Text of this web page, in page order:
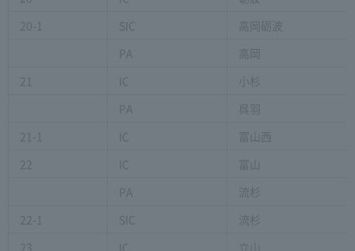
20-1
SIC
高岡砺波
PA
高岡
21
IC
小杉
PA
呉羽
21-1
IC
富山西
22
IC
富山
PA
流杉
22-1
SIC
流杉
23
IC
立山